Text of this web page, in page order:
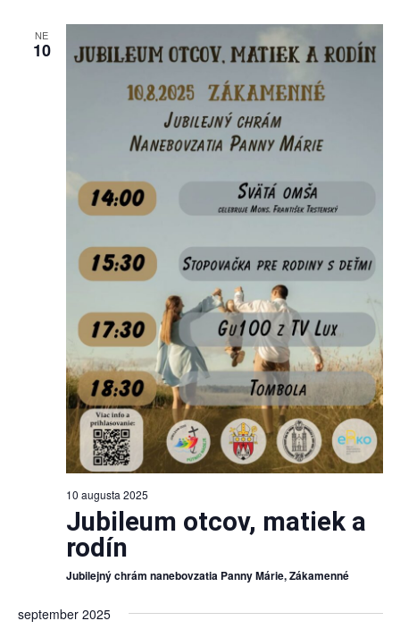
NE
10
10 augusta 2025
Jubileum otcov, matiek a
rodín
Jubilejný chrám nanebovzatia Panny Márie, Zákamenné
september 2025